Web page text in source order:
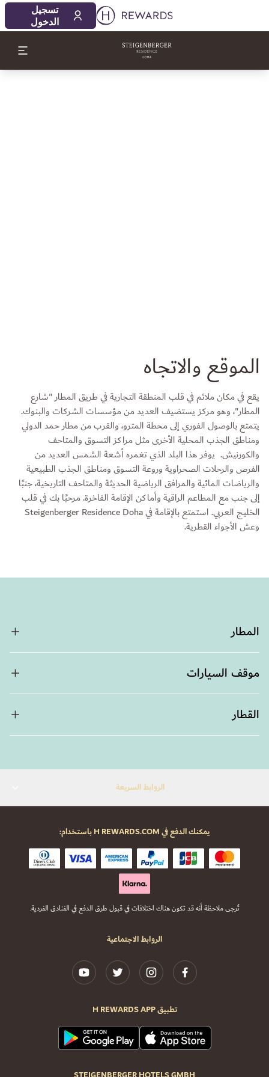
تسجيل
الدخول
الموقع والاتجاه
يقع في مكان ملائم في قلب المنطقة التجارية في طريق المطار "شارع
المطار"، وهو مركز يستضيف العديد من مؤسسات الشركات والبنوك.
يتمتع بالوصول الفوري إلى محطة المترو، والقرب من مطار حمد الدولي
ومناطق الجذب المحلية الأخرى مثل مراكز التسوق والمتاحف
والكورنيش. يوفر هذا البلد الذي تغمره أشعة الشمس العديد من
الفرص والرحلات الصحراوية وروعة التسوق ومناطق الجذب الطبيعية
والرياضات المائية والمرافق الرياضية الحديثة والمتاحف التاريخية، جنبًا
إلى جنب مع المطاعم الراقية وأماكن الإقامة الفاخرة. مرحبًا بك في قلب
الخليج العربي. استمتع بالإقامة في Steigenberger Residence Doha
وعش الأجواء القطرية.
المطار
موقف السيارات
القطار
الروابط السريعة
الروابط الاجتماعية
تطبيق H REWARDS APP
يمكنك الدفع في H REWARDS.COM باستخدام:
تُرجى ملاحظة أنه قد تكون هناك اختلافات في قبول طرق الدفع في الفنادق الفردية.